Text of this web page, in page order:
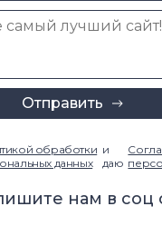
Отправить
обработки
данных
и
даю
нам в соц